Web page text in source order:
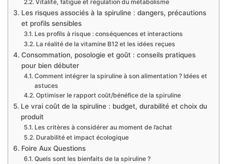
Vitalité, fatigue et régulation du métabolisme
Les risques associés à la spiruline : dangers, précautions
et profils sensibles
Les profils à risque : conséquences et interactions
La réalité de la vitamine B12 et les idées reçues
Consommation, posologie et goût : conseils pratiques
pour bien débuter
Comment intégrer la spiruline à son alimentation ? Idées et
astuces
Optimiser le rapport coût/bénéfice de la spiruline
Le vrai coût de la spiruline : budget, durabilité et choix du
produit
Les critères à considérer au moment de l’achat
Durabilité et impact écologique
Foire Aux Questions
Quels sont les bienfaits de la spiruline ?